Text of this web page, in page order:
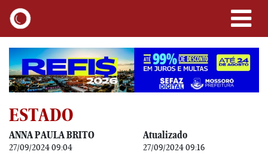
ESTADO
ANNA PAULA BRITO
27/09/2024 09:04
Atualizado
27/09/2024 09:16